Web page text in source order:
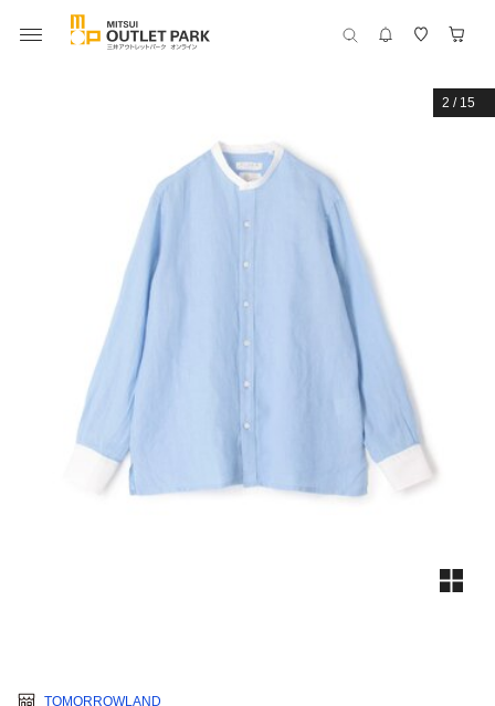
2 / 15
TOMORROWLAND